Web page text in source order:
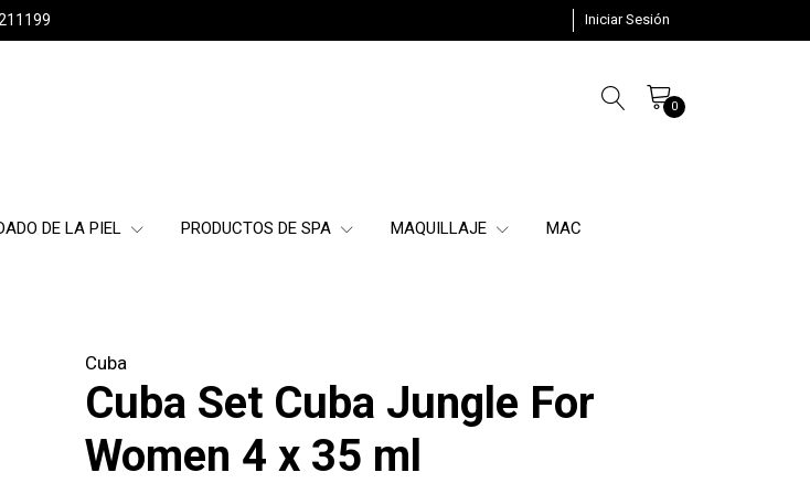
Iniciar Sesión
0
DE LA PIEL PRODUCTOS DE SPA MAQUILLAJE MAC
Cuba
Cuba Set Cuba Jungle For
Women 4 x 35 ml